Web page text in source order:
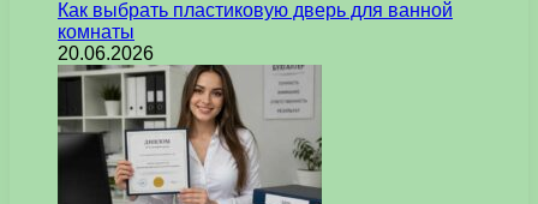
Как выбрать пластиковую дверь для ванной
комнаты
20.06.2026